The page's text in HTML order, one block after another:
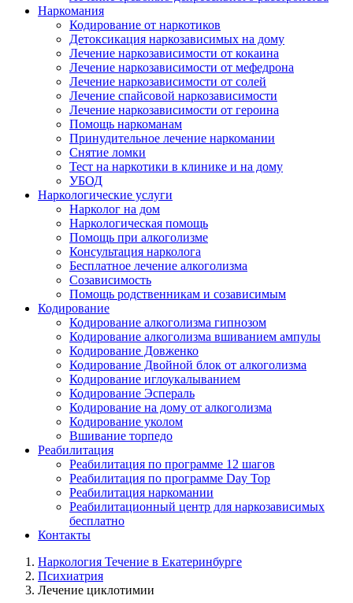
Наркомания
Кодирование от наркотиков
Детоксикация наркозависимых на дому
Лечение наркозависимости от кокаина
Лечение наркозависимости от мефедрона
Лечение наркозависимости от солей
Лечение спайсовой наркозависимости
Лечение наркозависимости от героина
Помощь наркоманам
Принудительное лечение наркомании
Снятие ломки
Тест на наркотики в клинике и на дому
УБОД
Наркологические услуги
Нарколог на дом
Наркологическая помощь
Помощь при алкоголизме
Консультация нарколога
Бесплатное лечение алкоголизма
Созависимость
Помощь родственникам и созависимым
Кодирование
Кодирование алкоголизма гипнозом
Кодирование алкоголизма вшиванием ампулы
Кодирование Довженко
Кодирование Двойной блок от алкоголизма
Кодирование иглоукалыванием
Кодирование Эспераль
Кодирование на дому от алкоголизма
Кодирование уколом
Вшивание торпедо
Реабилитация
Реабилитация по программе 12 шагов
Реабилитация по программе Day Top
Реабилитация наркомании
Реабилитационный центр для наркозависимых
бесплатно
Контакты
Наркология Течение в Екатеринбурге
Психиатрия
Лечение циклотимии